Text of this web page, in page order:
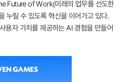
Future of Work(미래의 업무를 선도한
누릴 수 있도록 혁신을 이어가고 있다.
용자 가치를 제공하는 AI 경험을 만들어